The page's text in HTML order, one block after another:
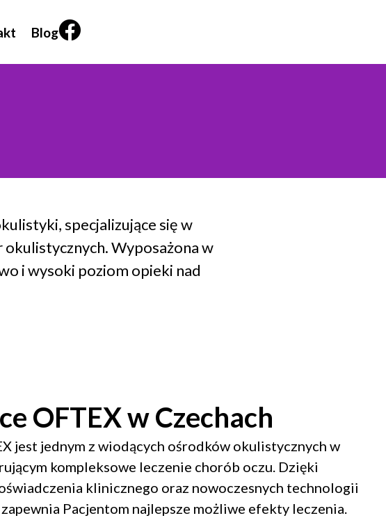
Blog
specjalizujące się w
Wyposażona w
i wysoki poziom opieki nad
OFTEX w Czechach
jest jednym z wiodących ośrodków okulistycznych w
kompleksowe leczenie chorób oczu. Dzięki
klinicznego oraz nowoczesnych technologii
Pacjentom najlepsze możliwe efekty leczenia.